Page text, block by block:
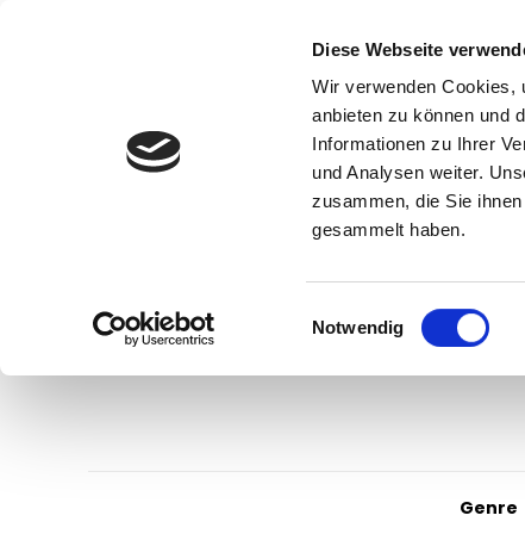
Diese Webseite
Wir verwenden Cookies,
anbieten zu können und
Informationen zu Ihrer
und Analysen weiter.
zusammen, die Sie
gesammelt haben.
Einwilligungsauswahl
Notwendig
Genre